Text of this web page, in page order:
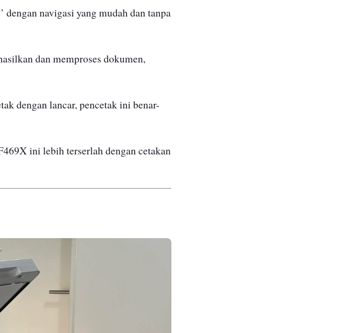
’ dengan navigasi yang mudah dan tanpa
dan memproses dokumen,
dengan lancar, pencetak ini benar-
ini lebih terserlah dengan cetakan